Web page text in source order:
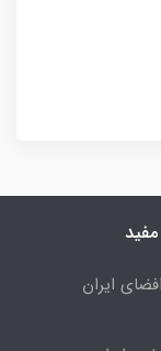
ایران